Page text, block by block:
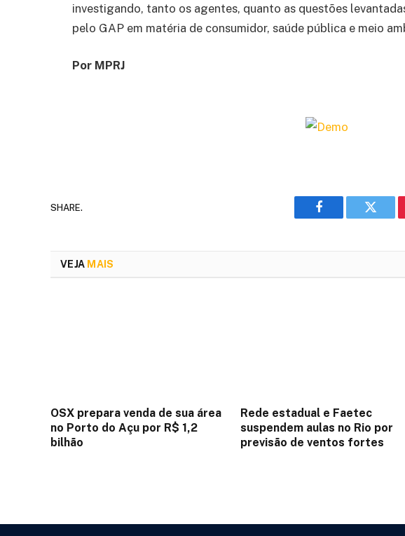
investigando, tanto os agentes, quanto as questões
pelo GAP em matéria de consumidor, saúde pública e meio
Por MPRJ
SHARE.
Facebook
VEJA MAIS
OSX prepara venda de sua área
no Porto do Açu por R$ 1,2
bilhão
Rede estadual e Faetec
suspendem aulas no Rio por
previsão de ventos fortes